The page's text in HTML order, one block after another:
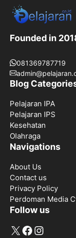
Founded in
081369787719
Blog
Pelajaran IPA
Pelajaran IPS
Kesehatan
Olahraga
Navigations
About Us
Contact us
Privacy Policy
Perdoman Media
Follow us
X Facebook